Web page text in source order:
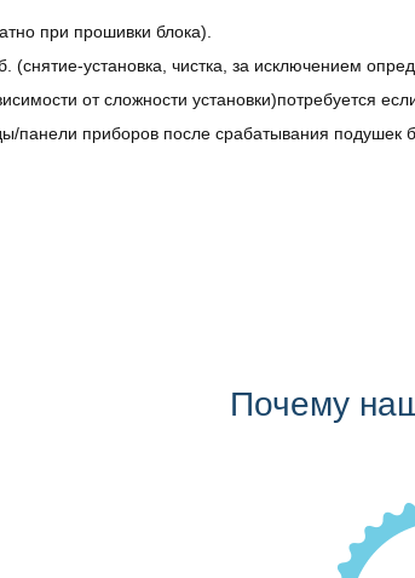
при прошивки блока).
установка, чистка, за исключением
от сложности установки)потребуется
панели приборов после срабатывания подушек
Почему